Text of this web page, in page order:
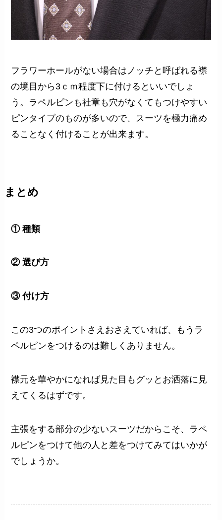
フラワーホールがない場合はノッチと呼ばれる襟
の境目から3ｃｍ程度下に付けるといいでしょ
う。ラペルピンも社章も穴がなくてもつけやすい
ピンタイプのものが多いので、スーツを極力痛め
ることなく付けることが出来ます。
まとめ
① 種類
② 選び方
③ 付け方
この3つのポイントさえおさえていれば、もうラ
ペルピンをつけるのは難しくありません。
襟元を華やかになれば見た目もグッとお洒落に見
えてくるはずです。
主張をする部分の少ないスーツだからこそ、ラペ
ルピンをつけて他の人と差をつけてみてはいかが
でしょうか。